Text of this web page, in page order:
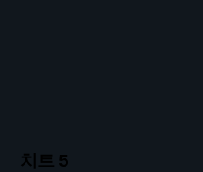
치트 5